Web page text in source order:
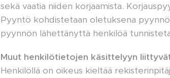
sekä vaatia niiden korjaamista.
Pyyntö kohdistetaan oletuksena
pyynnön lähettänyttä henkilöä
Muut henkilötietojen käsittelyyn
Henkilöllä on oikeus kieltää